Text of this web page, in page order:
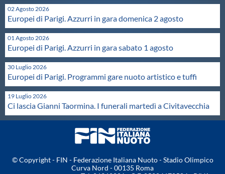
Intranet
Webmail
Contatti
Mappa del sito
02 Agosto 2026
Europei di Parigi. Azzurri in gara domenica 2 agosto
01 Agosto 2026
Europei di Parigi. Azzurri in gara sabato 1 agosto
30 Luglio 2026
Europei di Parigi. Programmi gare nuoto artistico e tuffi
19 Luglio 2026
Ci lascia Gianni Taormina. I funerali martedì a Civitavecchia
© Copyright - FIN - Federazione Italiana Nuoto - Stadio Olimpico
Curva Nord - 00135 Roma